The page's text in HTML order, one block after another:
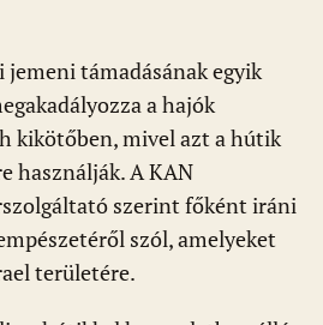
jemeni támadásának egyik
a hajók
kikötőben, mivel azt a hútik
használják. A KAN
szerint főként iráni
szól, amelyeket
területére.